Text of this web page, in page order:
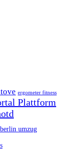
ergometer fitness
Plattform
umzug